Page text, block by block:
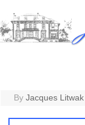
to
content
By Jacques Litwak